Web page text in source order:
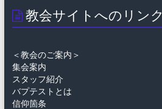
教会サイトへのリンク
＜教会のご案内＞
集会案内
スタッフ紹介
バプテストとは
信仰箇条